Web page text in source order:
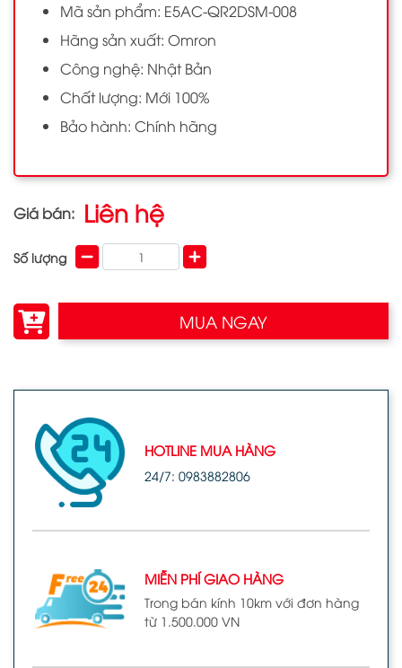
Mã sản phẩm: E5AC-QR2DSM-008
Hãng sản xuất: Omron
Công nghệ: Nhật Bản
Chất lượng: Mới 100%
Bảo hành: Chính hãng
Giá bán: Liên hệ
Số lượng
MUA NGAY
HOTLINE MUA HÀNG
24/7: 0983882806
MIỄN PHÍ GIAO HÀNG
Trong bán kính 10km với đơn hàng
từ 1.500.000 VN